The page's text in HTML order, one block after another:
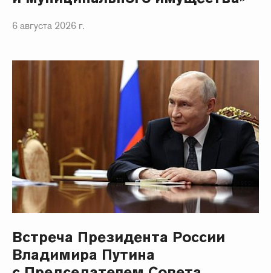
6 августа 2026 г.
Встреча Президента России
Владимира Путина